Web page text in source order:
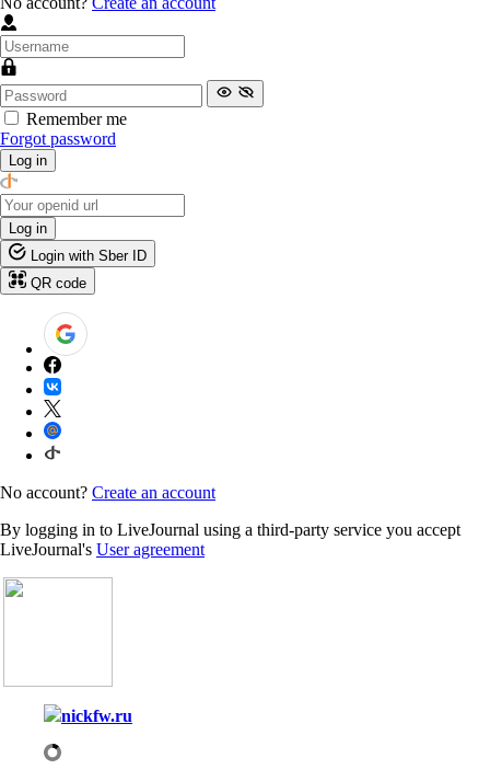
Remember me
Forgot password
Log in
Log in
Login with Sber ID
QR code
No account? Create an account
By logging in to LiveJournal using a third-party service you accept
LiveJournal's User agreement
nickfw.ru